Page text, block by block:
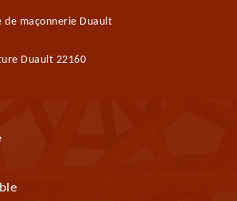
de maçonnerie Duault
Duault 22160